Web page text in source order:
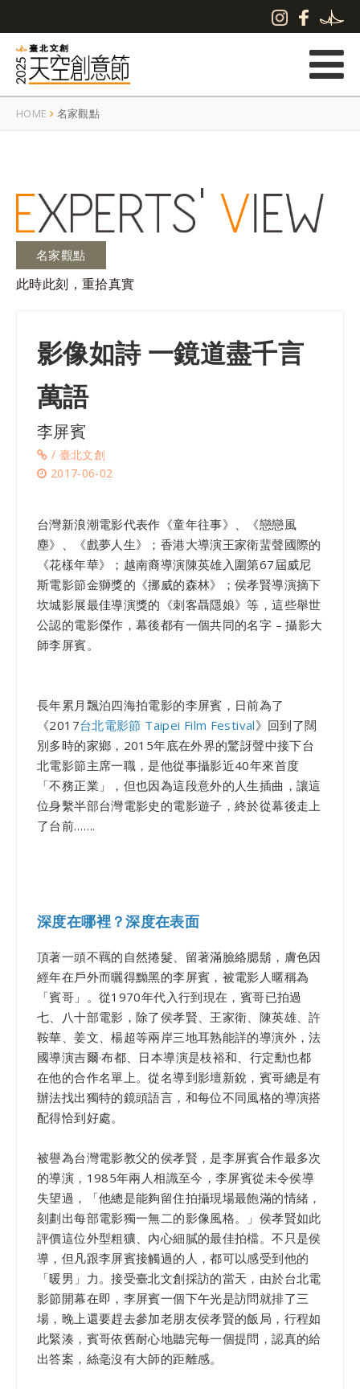
HOME 名家觀點
名家觀點
此時此刻，重拾真實
影像如詩 一鏡道盡千言
萬語
李屏賓
/ 臺北文創
2017-06-02
台灣新浪潮電影代表作《童年往事》、《戀戀風
塵》、《戲夢人生》；香港大導演王家衛蜚聲國際的
《花樣年華》；越南裔導演陳英雄入圍第67屆威尼
斯電影節金獅獎的《挪威的森林》；侯孝賢導演摘下
坎城影展最佳導演獎的《刺客聶隱娘》等，這些舉世
公認的電影傑作，幕後都有一個共同的名字 – 攝影大
師李屏賓。
長年累月飄泊四海拍電影的李屏賓，日前為了
《2017台北電影節 Taipei Film Festival》回到了闊
別多時的家鄉，2015年底在外界的驚訝聲中接下台
北電影節主席一職，是他從事攝影近40年來首度
「不務正業」，但也因為這段意外的人生插曲，讓這
位身繫半部台灣電影史的電影遊子，終於從幕後走上
了台前…….
深度在哪裡？深度在表面
頂著一頭不羈的自然捲髮、留著滿臉絡腮鬍，膚色因
經年在戶外而曬得黝黑的李屏賓，被電影人暱稱為
「賓哥」。從1970年代入行到現在，賓哥已拍過
七、八十部電影，除了侯孝賢、王家衛、陳英雄、許
鞍華、姜文、楊超等兩岸三地耳熟能詳的導演外，法
國導演吉爾·布都、日本導演是枝裕和、行定勳也都
在他的合作名單上。從名導到影壇新銳，賓哥總是有
辦法找出獨特的鏡頭語言，和每位不同風格的導演搭
配得恰到好處。
被譽為台灣電影教父的侯孝賢，是李屏賓合作最多次
的導演，1985年兩人相識至今，李屏賓從未令侯導
失望過，「他總是能夠留住拍攝現場最飽滿的情緒，
刻劃出每部電影獨一無二的影像風格。」侯孝賢如此
評價這位外型粗獷、內心細膩的最佳拍檔。不只是侯
導，但凡跟李屏賓接觸過的人，都可以感受到他的
「暖男」力。接受臺北文創採訪的當天，由於台北電
影節開幕在即，李屏賓一個下午光是訪問就排了三
場，晚上還要趕去參加老朋友侯孝賢的飯局，行程如
此緊湊，賓哥依舊耐心地聽完每一個提問，認真的給
出答案，絲毫沒有大師的距離感。